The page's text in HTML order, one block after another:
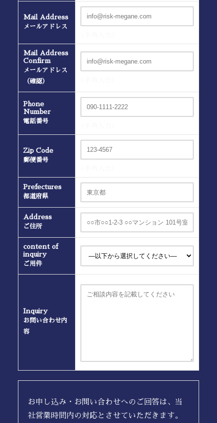
Mail Address
メールアドレス
Mail Address
Confirm
メールアドレス
（確認）
Phone
Number
電話番号
Zip Code
郵便番号
Prefectures
都道府県
Address
ご住所
content of
inquiry
ご用件
Inquiry
お問い合わせ内
容
お申し込み・お問い合わせへのご回答は、当
社営業時間内の対応とさせていただきます。